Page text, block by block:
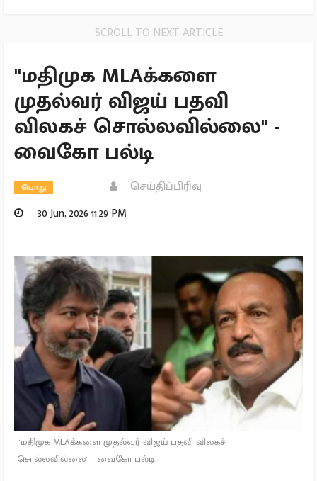
SCROLL TO NEXT ARTICLE
''மதிமுக MLAக்களை
முதல்வர் விஜய் பதவி
விலகச் சொல்லவில்லை'' -
வைகோ பல்டி
பொது
செய்திப்பிரிவு
30 Jun, 2026 11:29 PM
''மதிமுக MLAக்களை முதல்வர் விஜய் பதவி விலகச்
சொல்லவில்லை'' - வைகோ பல்டி